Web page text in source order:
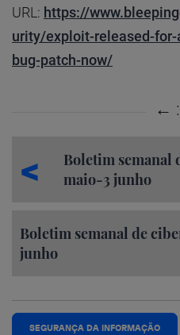
URL: https://
urity/exploit-released-
bug-patch-now/
Boletim semanal
maio-3 junho
Boletim semanal de
junho
SEGURANÇA DA INFORMAÇÃO